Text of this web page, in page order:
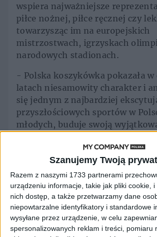
Szanujemy Twoją
Razem z naszymi 1733 partnerami
urządzeniu informacje, takie jak pliki cookie,
nich dostęp, a także przetwarzamy dane
niepowtarzalne identyfikatory i standardowe
wysyłane przez urządzenie, w celu
spersonalizowanych reklam i treści, pomiaru
wspiera najważniejsze
piłce nożnej, piłce ręcznej czy
towarzysząc im na europejskich
mistrzostwach, igrzyskach
narodowych stadionach.
- Polska koszykówka pokazała
latach niesamowity charakter i
się jednym z najbardziej
przyszłościowych sportów w
młodych, buduje swoją
energii, wspierać reprezentację w
najważniejsze turnieje i
umożliwiać kibicom zakładanie
barw, które noszą ich idole -
Moguš, GM Central Europe w
- Współpraca z marką adidas
nowy rozdział dla Polskiego